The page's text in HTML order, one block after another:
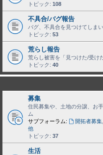
トピック: 108
不具合/バグ報告
バグ、不具合を見つけてしま
トピック: 53
荒らし報告
荒らし被害を「見つけた/受け
トピック: 40
募集
住民募集や、土地の分譲、お
ム
サブフォーラム:
開拓者募集,
他
トピック: 37
生活